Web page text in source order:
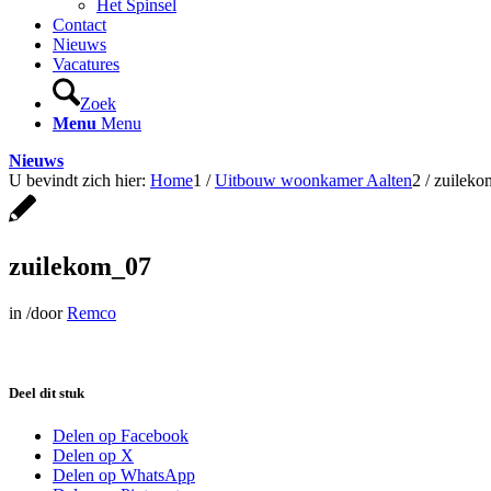
Het Spinsel
Contact
Nieuws
Vacatures
Zoek
Menu Menu
Nieuws
U bevindt zich hier: Home1 / Uitbouw woonkamer Aalten2 /
zuilekom_07
in /doorRemco
Deel dit stuk
Delen op Facebook
Delen op X
Delen op WhatsApp